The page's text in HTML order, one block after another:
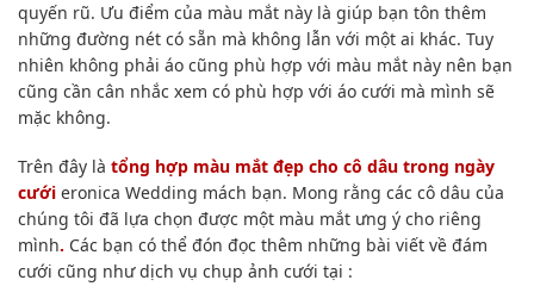
quyến rũ. Ưu điểm của màu mắt này là giúp bạn tôn thêm
những đường nét có sẵn mà không lẫn với một ai khác. Tuy
nhiên không phải áo cũng phù hợp với màu mắt này nên bạn
cũng cần cân nhắc xem có phù hợp với áo cưới mà mình sẽ
mặc không.
Trên đây là tổng hợp màu mắt đẹp cho cô dâu trong ngày
cưới eronica Wedding mách bạn. Mong rằng các cô dâu của
chúng tôi đã lựa chọn được một màu mắt ưng ý cho riêng
mình. Các bạn có thể đón đọc thêm những bài viết về đám
cưới cũng như dịch vụ chụp ảnh cưới tại :